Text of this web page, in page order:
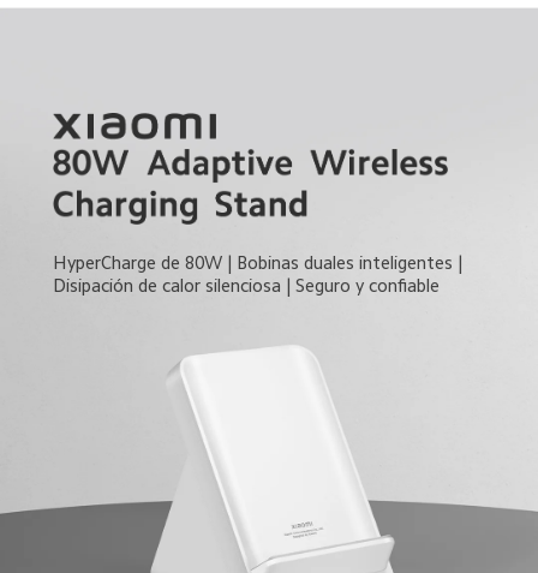
HyperCharge de 80W | Bobinas duales inteligentes |
Disipación de calor silenciosa | Seguro y confiable